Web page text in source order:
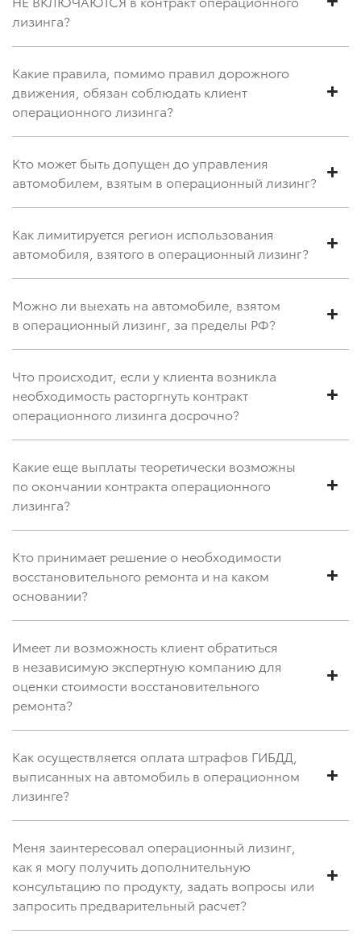
лизинга?
Какие правила, помимо правил дорожного
движения, обязан соблюдать клиент
операционного лизинга?
Кто может быть допущен до управления
автомобилем, взятым в операционный лизинг?
Как лимитируется регион использования
автомобиля, взятого в операционный лизинг?
Можно ли выехать на автомобиле, взятом
в операционный лизинг, за пределы РФ?
Что происходит, если у клиента возникла
необходимость расторгнуть контракт
операционного лизинга досрочно?
Какие еще выплаты теоретически возможны
по окончании контракта операционного
лизинга?
Кто принимает решение о необходимости
восстановительного ремонта и на каком
основании?
Имеет ли возможность клиент обратиться
в независимую экспертную компанию для
оценки стоимости восстановительного
ремонта?
Как осуществляется оплата штрафов ГИБДД,
выписанных на автомобиль в операционном
лизинге?
Меня заинтересовал операционный лизинг,
как я могу получить дополнительную
консультацию по продукту, задать вопросы или
запросить предварительный расчет?